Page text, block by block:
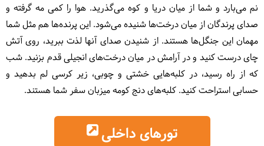
نم می‌بارد و شما از میان دریا و کوه می‌گذرید. هوا را کمی‌ ‌مه گرفته و
صدای پرندگان از میان درخت‌ها شنیده می‌شود. این پرنده‌ها هم مثل شما
مهمان این جنگل‌ها هستند. از شنیدن صدای آنها لذت ببرید، روی آتش
چای درست کنید و در آرامش در میان درخت‌های انجیلی قدم بزنید. شب
که از راه رسید، در کلبه‌هایی خشتی و چوبی، زیر کرسی لم بدهید و
حسابی استراحت کنید. کلبه‌های دنج کومه میزبان سفر شما هستند.
تورهای داخلی